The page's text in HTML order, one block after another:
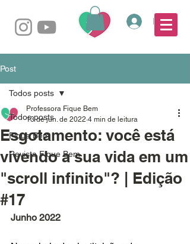
Login
Post
Todos posts
Fique Bem
Revista Fique Bem
Todos posts
Esgotamento: você está
vivendo a sua vida em um
"scroll infinito"? | Edição
#17
Professora Fique Bem
13 de jun. de 2022 4 min de leitura
Junho 2022